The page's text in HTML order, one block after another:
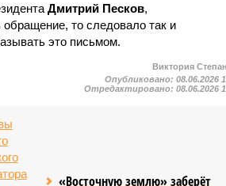
Дмитрий Песков,
обращение, то следовало так и
это письмом.
Виктория
Опубликовано:08.06.2026
Отредактировано:08.06.2026
«Восточную землю» заберёт